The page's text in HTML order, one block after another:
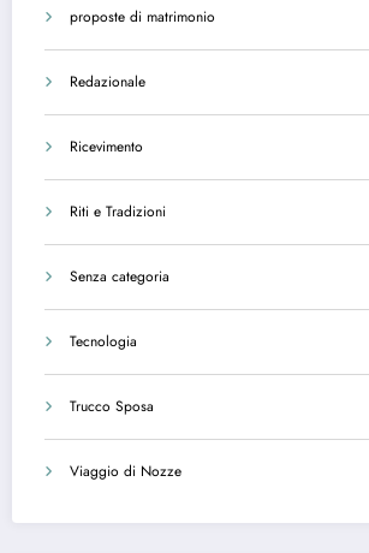
proposte di matrimonio
Redazionale
Ricevimento
Riti e Tradizioni
Senza categoria
Tecnologia
Trucco Sposa
Viaggio di Nozze